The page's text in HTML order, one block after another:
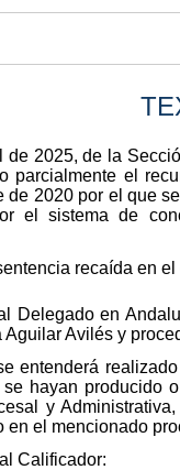
de 2025, de la
parcialmente el
2020 por el que
el sistema de
recaída en
Delegado en
Avilés y
entenderá
hayan producido
y
el mencionado
Calificador: